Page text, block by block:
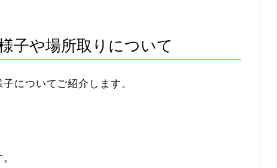
子や場所取りについて
についてご紹介します。